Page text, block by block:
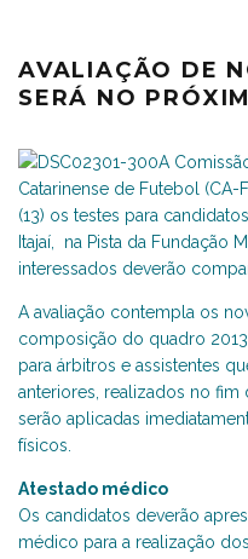
AVALIAÇÃO DE
SERÁ NO
A
Catarinense de Futebol
(13) os testes para
Itajaí, na Pista da Fundação
interessados deverão
A avaliação contempla os
composição do quadro
para árbitros e assistentes
anteriores, realizados no fim
serão aplicadas
físicos.
Atestado médico
Os candidatos deverão
médico para a realização